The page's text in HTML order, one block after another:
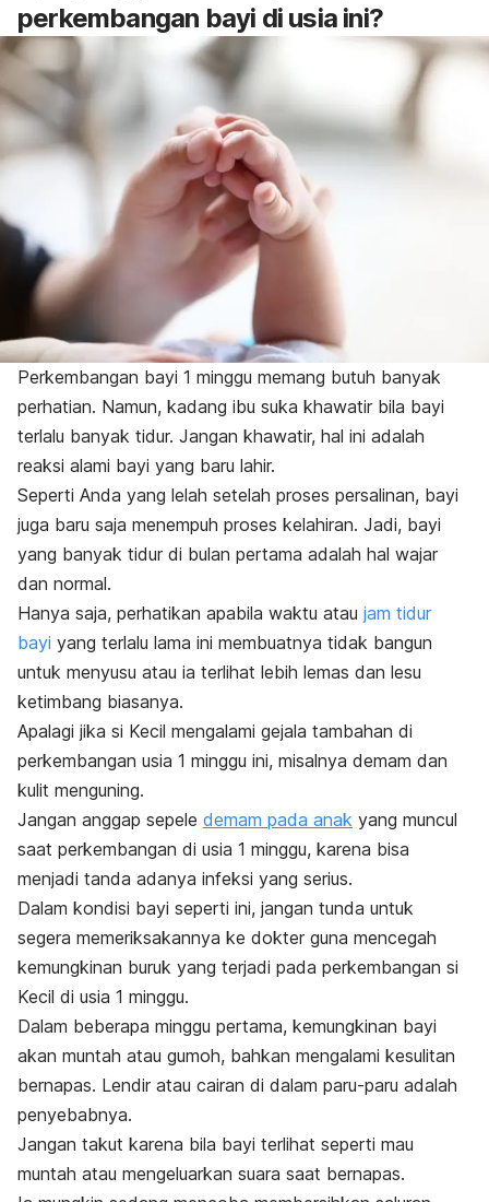
perkembangan bayi di usia ini?
Perkembangan bayi 1 minggu memang butuh banyak
perhatian. Namun, kadang ibu suka khawatir bila bayi
terlalu banyak tidur. Jangan khawatir, hal ini adalah
reaksi alami bayi yang baru lahir.
Seperti Anda yang lelah setelah proses persalinan, bayi
juga baru saja menempuh proses kelahiran. Jadi, bayi
yang banyak tidur di bulan pertama adalah hal wajar
dan normal.
Hanya saja, perhatikan apabila waktu atau jam tidur
bayi yang terlalu lama ini membuatnya tidak bangun
untuk menyusu atau ia terlihat lebih lemas dan lesu
ketimbang biasanya.
Apalagi jika si Kecil mengalami gejala tambahan di
perkembangan usia 1 minggu ini, misalnya demam dan
kulit menguning.
Jangan anggap sepele demam pada anak yang muncul
saat perkembangan di usia 1 minggu, karena bisa
menjadi tanda adanya infeksi yang serius.
Dalam kondisi bayi seperti ini, jangan tunda untuk
segera memeriksakannya ke dokter guna mencegah
kemungkinan buruk yang terjadi pada perkembangan si
Kecil di usia 1 minggu.
Dalam beberapa minggu pertama, kemungkinan bayi
akan muntah atau gumoh, bahkan mengalami kesulitan
bernapas. Lendir atau cairan di dalam paru-paru adalah
penyebabnya.
Jangan takut karena bila bayi terlihat seperti mau
muntah atau mengeluarkan suara saat bernapas.